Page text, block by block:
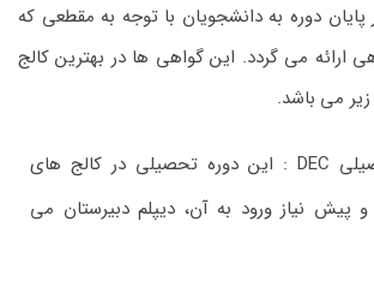
دوره به دانشجویان با توجه به مقطعی که
ارائه می گردد. این گواهی ها در بهترین کالج
می باشد.
دوره های تحصیلی DEC : این دوره تحصیلی در کالج های
پیش نیاز ورود به آن، دیپلم دبیرستان می